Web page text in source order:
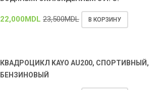
22,000MDL 23,500MDL В КОРЗИНУ
КВАДРОЦИКЛ KAYO AU200, СПОРТИВНЫЙ,
БЕНЗИНОВЫЙ